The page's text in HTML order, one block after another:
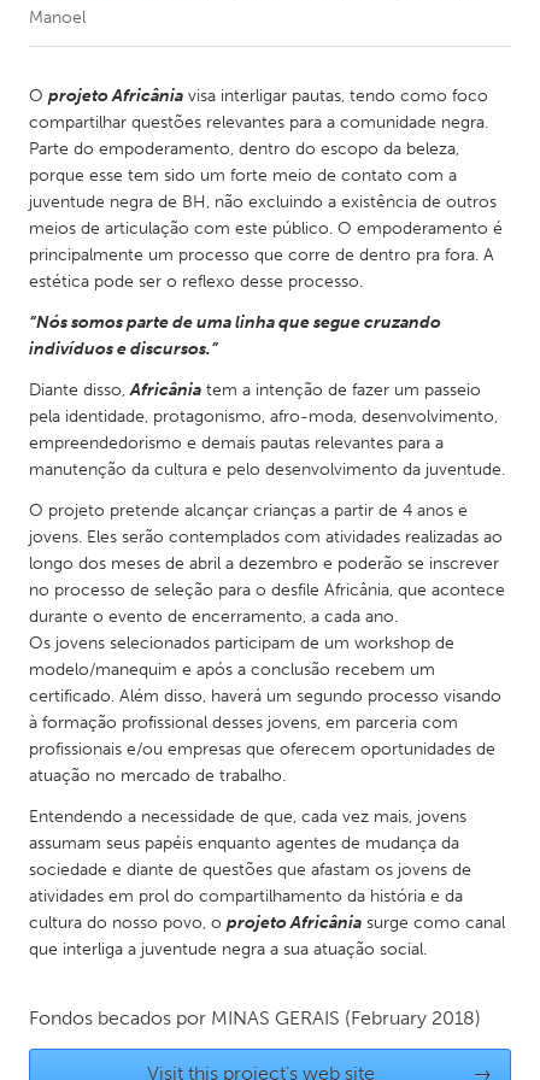
CANADA
Amherstburg
Kingston
Kitchener-Waterloo
New Glasgow
Newmarket
Ottawa
South Shore
Toronto
MALAYSIA
Kuala Lumpur
NETHERLANDS
Leiden
Rotterdam
Utrecht
QATAR
Qatar
SINGAPORE
Singapore
UNITED KINGDOM
UNITED STATES
Ann Arbor, MI
Austin, TX
Baltimore, MD
Boston, MA
Chicago, IL
Cleveland, OH
Durham, NC
Manoel
O projeto Africânia visa interligar pautas, tendo como foco
compartilhar questões relevantes para a comunidade negra.
Parte do empoderamento, dentro do escopo da beleza,
porque esse tem sido um forte meio de contato com a
juventude negra de BH, não excluindo a existência de outros
meios de articulação com este público. O empoderamento é
principalmente um processo que corre de dentro pra fora. A
estética pode ser o reflexo desse processo.
“Nós somos parte de uma linha que segue cruzando
indivíduos e discursos.”
Diante disso,Africânia tem a intenção de fazer um passeio
pela identidade, protagonismo, afro-moda, desenvolvimento,
empreendedorismo e demais pautas relevantes para a
manutenção da cultura e pelo desenvolvimento da juventude.
O projeto pretende alcançar crianças a partir de 4 anos e
jovens. Eles serão contemplados com atividades realizadas ao
longo dos meses de abril a dezembro e poderão se inscrever
no processo de seleção para o desfile Africânia, que acontece
durante o evento de encerramento, a cada ano.
Os jovens selecionados participam de um workshop de
modelo/manequim e após a conclusão recebem um
certificado. Além disso, haverá um segundo processo visando
à formação profissional desses jovens, em parceria com
profissionais e/ou empresas que oferecem oportunidades de
atuação no mercado de trabalho.
Entendendo a necessidade de que, cada vez mais, jovens
assumam seus papéis enquanto agentes de mudança da
sociedade e diante de questões que afastam os jovens de
atividades em prol do compartilhamento da história e da
cultura do nosso povo, o projeto Africânia surge como canal
que interliga a juventude negra a sua atuação social.
Fondos becados por MINAS GERAIS (February 2018)
Visit this project's web site →